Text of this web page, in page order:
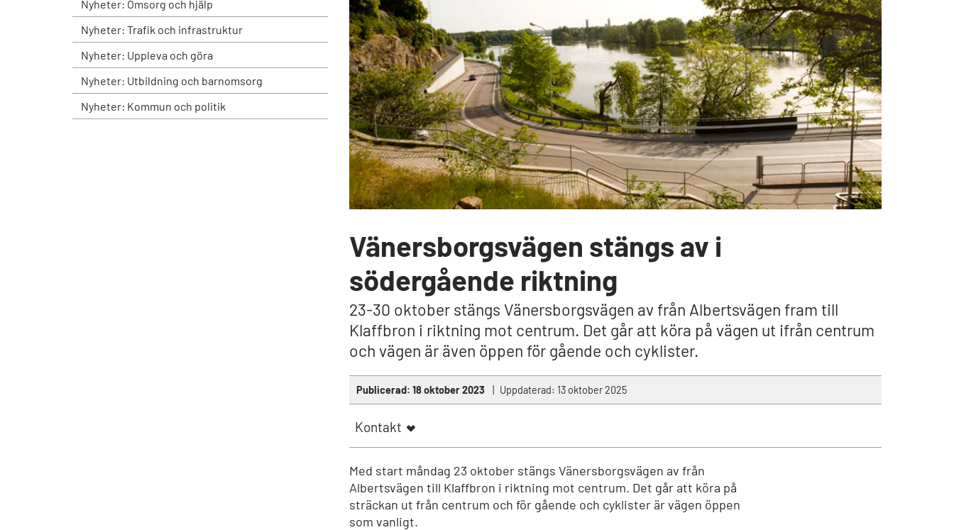
Nyheter: Omsorg och hjälp
Nyheter: Trafik och infrastruktur
Nyheter: Uppleva och göra
Nyheter: Utbildning och barnomsorg
Nyheter: Kommun och politik
Vänersborgsvägen stängs av i
södergående riktning
23-30 oktober stängs Vänersborgsvägen av från Albertsvägen fram till
Klaffbron i riktning mot centrum. Det går att köra på vägen ut ifrån centrum
och vägen är även öppen för gående och cyklister.
Publicerad: 18 oktober 2023 Uppdaterad: 13 oktober 2025
Kontakt
Med start måndag 23 oktober stängs Vänersborgsvägen av från
Albertsvägen till Klaffbron i riktning mot centrum. Det går att köra på
sträckan ut från centrum och för gående och cyklister är vägen öppen
som vanligt.